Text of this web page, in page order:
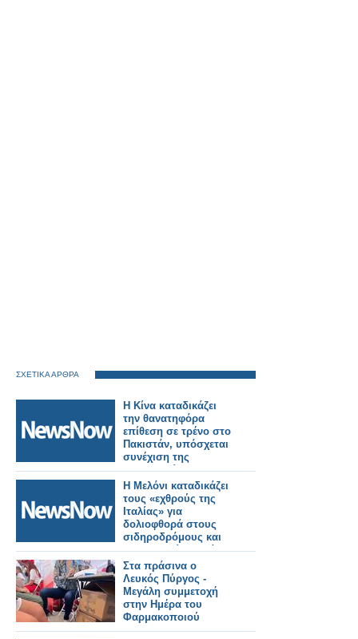
ΣΧΕΤΙΚΑ ΑΡΘΡΑ
Η Κίνα καταδικάζει
την θανατηφόρα
επίθεση σε τρένο στο
Πακιστάν, υπόσχεται
συνέχιση της
συνεργασίας της στην
καταπολέμηση της
τρομοκρατίας.
Η Μελόνι καταδικάζει
τους «εχθρούς της
Ιταλίας» για
δολιοφθορά στους
σιδηροδρόμους και
διαμαρτυρίες κατά
των Ολυμπιακών
Αγώνων
Στα πράσινα ο
Λευκός Πύργος -
Μεγάλη συμμετοχή
στην Ημέρα του
Φαρμακοποιού